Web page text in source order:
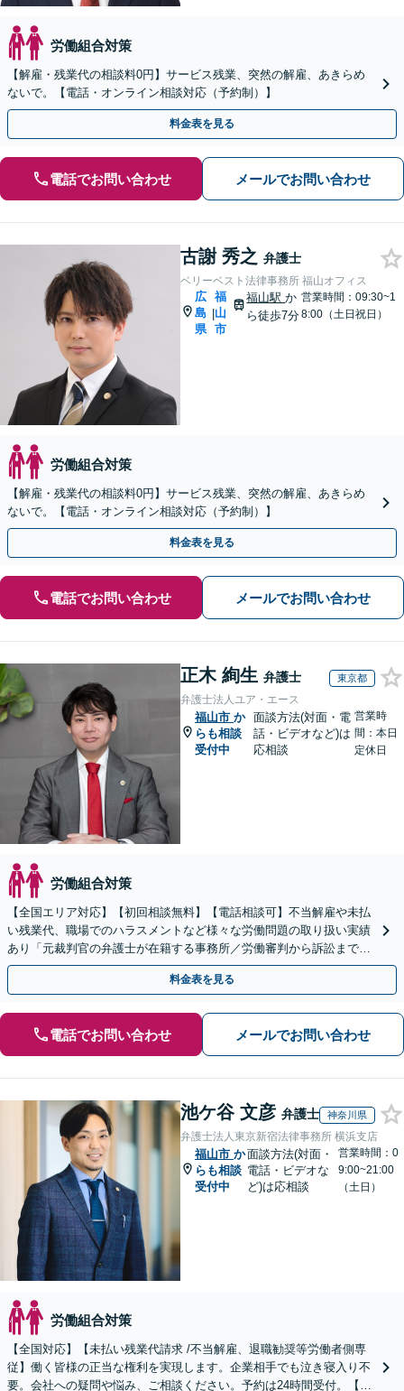
労働組合対策
【解雇・残業代の相談料0円】サービス残業、突然の解雇、あきらめ
ないで。【電話・オンライン相談対応（予約制）】
料金表を見る
電話でお問い合わせ メールでお問い合わせ
古謝 秀之 弁護士
ベリーベスト法律事務所 福山オフィス
広
島
県
|
福
山
市
福山駅か
ら徒歩7分
営業時間：09:30~1
8:00（土日祝日）
労働組合対策
【解雇・残業代の相談料0円】サービス残業、突然の解雇、あきらめ
ないで。【電話・オンライン相談対応（予約制）】
料金表を見る
電話でお問い合わせ メールでお問い合わせ
正木 絢生 弁護士 東京都
弁護士法人ユア・エース
福山市 か
らも相談
受付中
面談方法(対面・電
話・ビデオなど)は
応相談
営業時
間：本日
定休日
労働組合対策
【全国エリア対応】【初回相談無料】【電話相談可】不当解雇や未払
い残業代、職場でのハラスメントなど様々な労働問題の取り扱い実績
あり「元裁判官の弁護士が在籍する事務所／労働審判から訴訟まで、
裁判官経験を活かした最適な戦略を立案」
料金表を見る
電話でお問い合わせ メールでお問い合わせ
池ケ谷 文彦 弁護士 神奈川県
弁護士法人東京新宿法律事務所 横浜支店
福山市 か
らも相談
受付中
面談方法(対面・
電話・ビデオな
ど)は応相談
営業時間：0
9:00~21:00
（土日）
労働組合対策
【全国対応】【未払い残業代請求 /不当解雇、退職勧奨等労働者側専
従】働く皆様の正当な権利を実現します。企業相手でも泣き寝入り不
要。会社への疑問や悩み、ご相談ください。予約は24時間受付。【初